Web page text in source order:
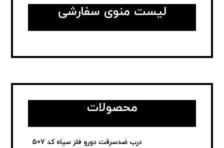
لیست منوی سفارشی
محصولات
درب ضدسرقت دورو فلز سیاه کد 507